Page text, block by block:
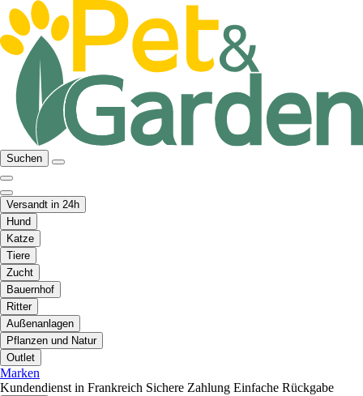
Suchen
Versandt in 24h
Hund
Katze
Tiere
Zucht
Bauernhof
Ritter
Außenanlagen
Pflanzen und Natur
Outlet
Marken
Kundendienst in Frankreich Sichere Zahlung Einfache Rückgabe